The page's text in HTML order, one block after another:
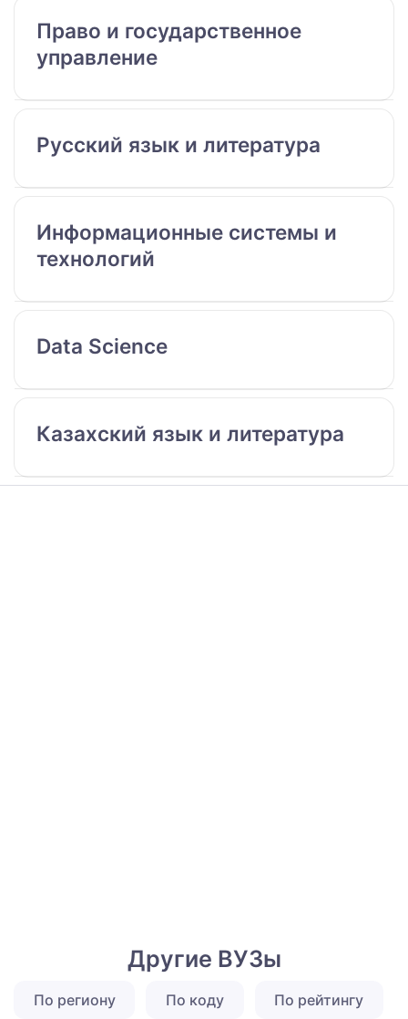
Право и государственное
управление
Русский язык и литература
Информационные системы и
технологий
Data Science
Казахский язык и литература
Другие ВУЗы
По региону По коду По рейтингу